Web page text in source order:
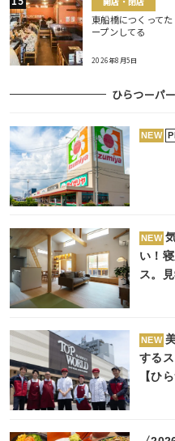
東船橋につくって
ープンしてる
2026年8月5日
ひらつーパ
NEW
NEW
い！
ス。
NEW
する
【ひ